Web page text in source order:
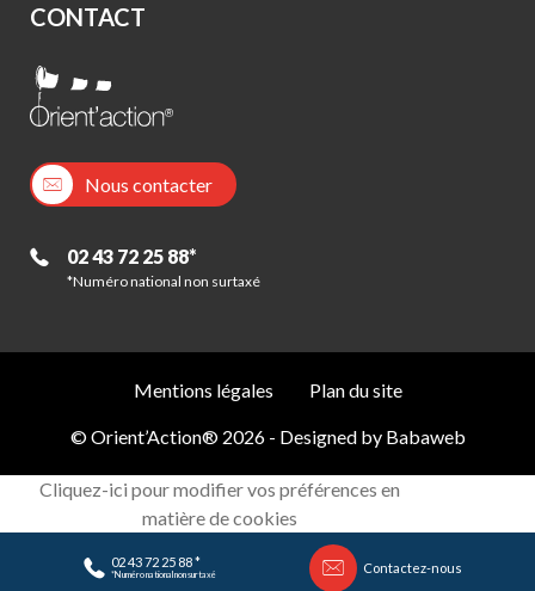
02 43 72 25 88 *
*Numéro national non surtaxé Contactez-nous
CONTACT
Nous contacter
02 43 72 25 88*
*Numéro national non surtaxé
© Orient’Action® 2026 - Designed by Babaweb
Mentions légales Plan du site
Cliquez-ici pour modifier vos préférences en
matière de cookies